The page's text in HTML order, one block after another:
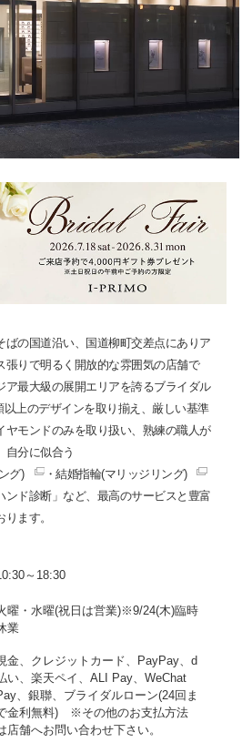
ばの国道沿い、国道柳町交差点にありア
張りで明るく開放的な雰囲気の店舗で
ア最大級の展開エリアを誇るブライダル
以上のデザインを取り揃え、厳しい基準
ヤモンドのみを取り扱い、熟練の職人が
自分に似合う
グ)
・結婚指輪(マリッジリング)
ンド診断」など、最高のサービスと豊富
ます。
～18:30
曜・水曜(祝日は営業)※9/24(木)臨時
業
金、クレジットカード、PayPay、d
い、楽天ペイ、ALI Pay、WeChat
、銀聯、ブライダルローン(24回ま
金利無料) ※その他のお支払方法
店舗へお問い合わせ下さい。